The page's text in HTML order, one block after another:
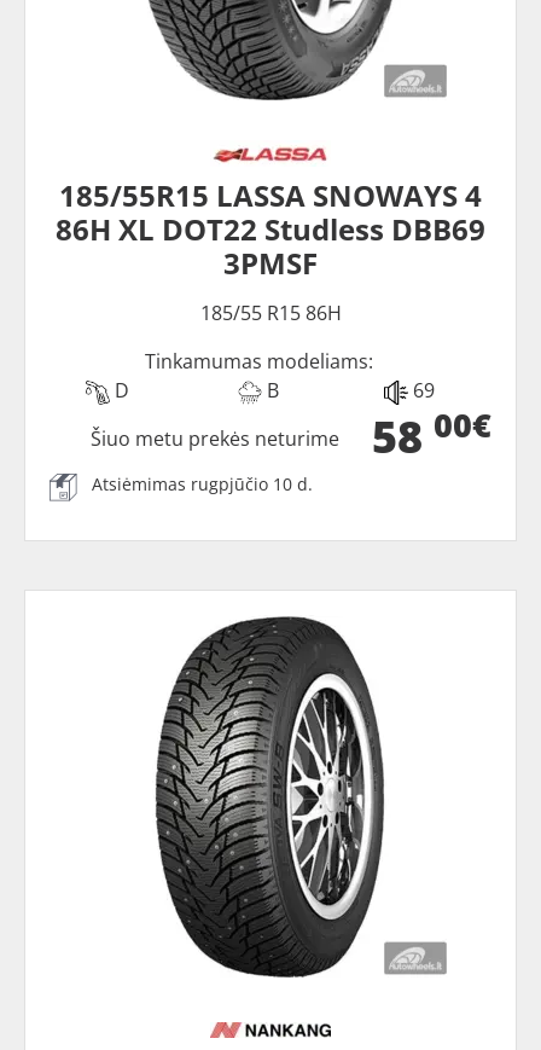
185/55R15 LASSA SNOWAYS 4
86H XL DOT22 Studless DBB69
3PMSF
185/55 R15 86H
Tinkamumas modeliams:
D
B 69
58 00€
Šiuo metu prekės neturime
Atsiėmimas rugpjūčio 10 d.